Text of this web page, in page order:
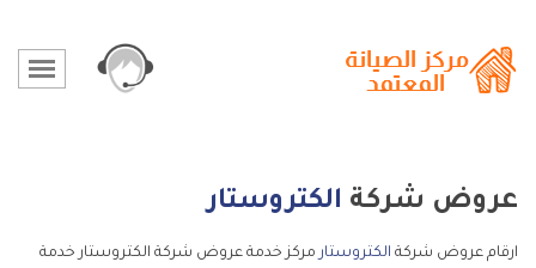
عروض شركة الكتروستار
ارقام عروض شركة الكتروستار مركز خدمة عروض شركة الكتروستار خدمة